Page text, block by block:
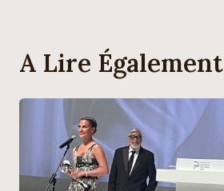
A Lire Également